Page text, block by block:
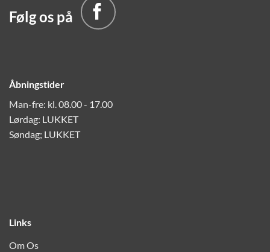
Følg os på
Åbningstider
Man-fre: kl. 08.00 - 17.00
Lørdag: LUKKET
Søndag; LUKKET
Links
Om Os